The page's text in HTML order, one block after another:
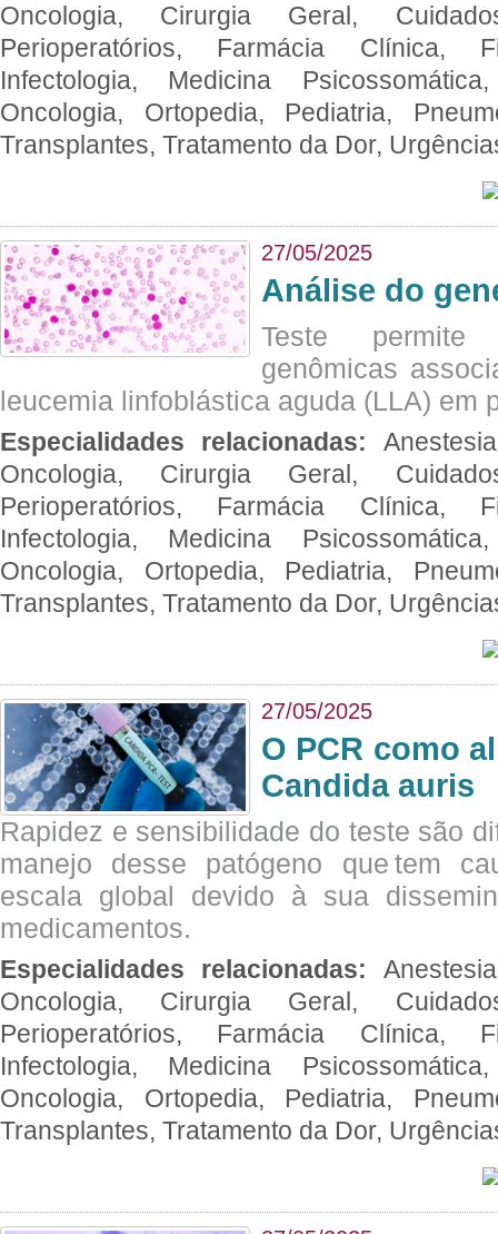
Oncologia, Cirurgia Geral,
Perioperatórios, Farmácia Clínica,
Infectologia, Medicina
Oncologia, Ortopedia, Pediatria,
Transplantes, Tratamento da Dor,
27/05/2025
Análise do
Teste permite
genômicas
leucemia linfoblástica aguda (LLA) em
Especialidades relacionadas:
Oncologia, Cirurgia Geral,
Perioperatórios, Farmácia Clínica,
Infectologia, Medicina
Oncologia, Ortopedia, Pediatria,
Transplantes, Tratamento da Dor,
27/05/2025
O PCR como
Candida auris
Rapidez e sensibilidade do teste são
manejo desse patógeno que tem
escala global devido à sua
medicamentos.
Especialidades relacionadas:
Oncologia, Cirurgia Geral,
Perioperatórios, Farmácia Clínica,
Infectologia, Medicina
Oncologia, Ortopedia, Pediatria,
Transplantes, Tratamento da Dor,